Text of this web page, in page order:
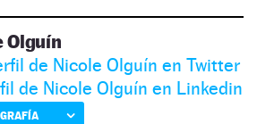
Olguín
de Nicole Olguín en Twitter
de Nicole Olguín en Linkedin